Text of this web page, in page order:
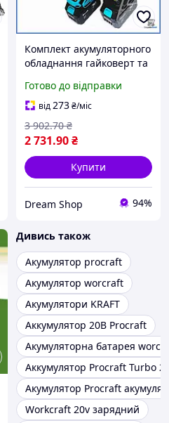
Комплект акумуляторного
обладнання гайковерт та
машина 21V 4Ah для
монтажних робіт ДШ1
Готово до відправки
від273₴/міс
2 731.90₴
3 902.70 ₴
Купити
Dream Shop 94%
Дивись також
Акумулятор procraft
Акумулятор worcraft
Акумулятори KRAFT
Аккумулятор 20В Procraft
Акумуляторна батарея
Аккумулятор Procraft Turbo
Акумулятор Procraft
Workcraft 20v зарядний